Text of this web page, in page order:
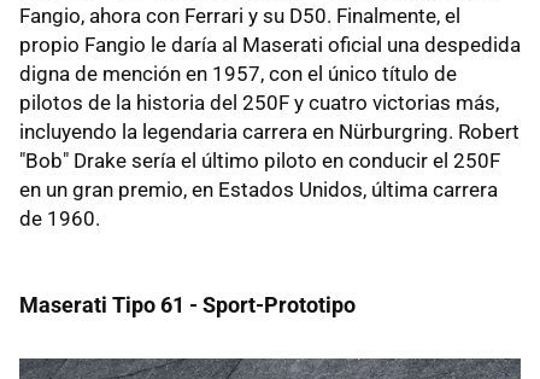
Fangio, ahora con Ferrari y su D50. Finalmente, el
propio Fangio le daría al Maserati oficial una despedida
digna de mención en 1957, con el único título de
pilotos de la historia del 250F y cuatro victorias más,
incluyendo la legendaria carrera en Nürburgring. Robert
"Bob" Drake sería el último piloto en conducir el 250F
en un gran premio, en Estados Unidos, última carrera
de 1960.
Maserati Tipo 61 - Sport-Prototipo